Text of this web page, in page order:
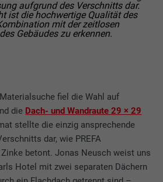
fiel die Wahl auf
die Dach- und Wandraute 29 × 29
stellte die einzig ansprechende
dar, wie PREFA
betont. Jonas Neusch weist uns
Hotel mit zwei separaten Dächern
aufgrund des Verschnitts dar.
ist die hochwertige Qualität des
mit der zeitlosen
Gebäudes zu erkennen.